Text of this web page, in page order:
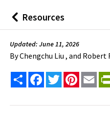
Back
to
Resources
Updated: June 11, 2026
ByChengchu Liu , and Robert
Share FacebookTwitter